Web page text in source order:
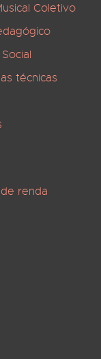
Coletivo
técnicas
renda